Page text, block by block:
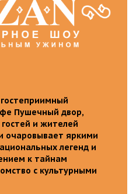
Пушечный двор,
и жителей
очаровывает яркими
легенд и
к тайнам
с культурными